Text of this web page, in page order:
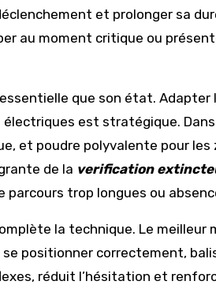
et prolonger sa
au moment critique ou
que son état.
est stratégique.
et poudre polyvalente pour
de la verification
trop longues ou
la technique. Le
positionner correctement,
réduit l’hésitation et